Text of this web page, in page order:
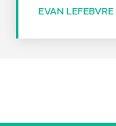
EVAN LEFEBVRE